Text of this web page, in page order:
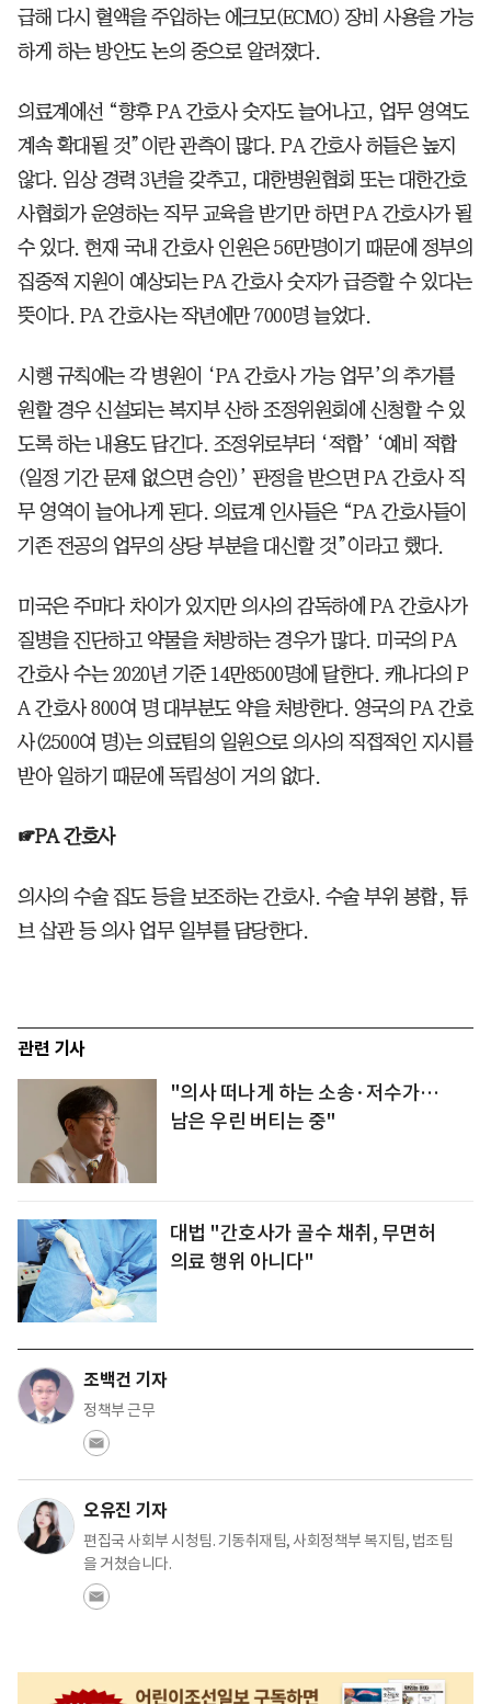
급해 다시 혈액을 주입하는 에크모(ECMO) 장비 사용을 가능
하게 하는 방안도 논의 중으로 알려졌다.
의료계에선 “향후 PA 간호사 숫자도 늘어나고, 업무 영역도
계속 확대될 것”이란 관측이 많다. PA 간호사 허들은 높지
않다. 임상 경력 3년을 갖추고, 대한병원협회 또는 대한간호
사협회가 운영하는 직무 교육을 받기만 하면 PA 간호사가 될
수 있다. 현재 국내 간호사 인원은 56만명이기 때문에 정부의
집중적 지원이 예상되는 PA 간호사 숫자가 급증할 수 있다는
뜻이다. PA 간호사는 작년에만 7000명 늘었다.
시행 규칙에는 각 병원이 ‘PA 간호사 가능 업무’의 추가를
원할 경우 신설되는 복지부 산하 조정위원회에 신청할 수 있
도록 하는 내용도 담긴다. 조정위로부터 ‘적합’ ‘예비 적합
(일정 기간 문제 없으면 승인)’ 판정을 받으면 PA 간호사 직
무 영역이 늘어나게 된다. 의료계 인사들은 “PA 간호사들이
기존 전공의 업무의 상당 부분을 대신할 것”이라고 했다.
미국은 주마다 차이가 있지만 의사의 감독하에 PA 간호사가
질병을 진단하고 약물을 처방하는 경우가 많다. 미국의 PA
간호사 수는 2020년 기준 14만8500명에 달한다. 캐나다의 P
A 간호사 800여 명 대부분도 약을 처방한다. 영국의 PA 간호
사(2500여 명)는 의료팀의 일원으로 의사의 직접적인 지시를
받아 일하기 때문에 독립성이 거의 없다.
☞PA 간호사
의사의 수술 집도 등을 보조하는 간호사. 수술 부위 봉합, 튜
브 삽관 등 의사 업무 일부를 담당한다.
관련 기사
"의사 떠나게 하는 소송·저수가…
남은 우린 버티는 중"
대법 "간호사가 골수 채취, 무면허
의료 행위 아니다"
조백건 기자
정책부 근무
오유진 기자
편집국 사회부 시청팀. 기동취재팀, 사회정책부 복지팀, 법조팀
을 거쳤습니다.